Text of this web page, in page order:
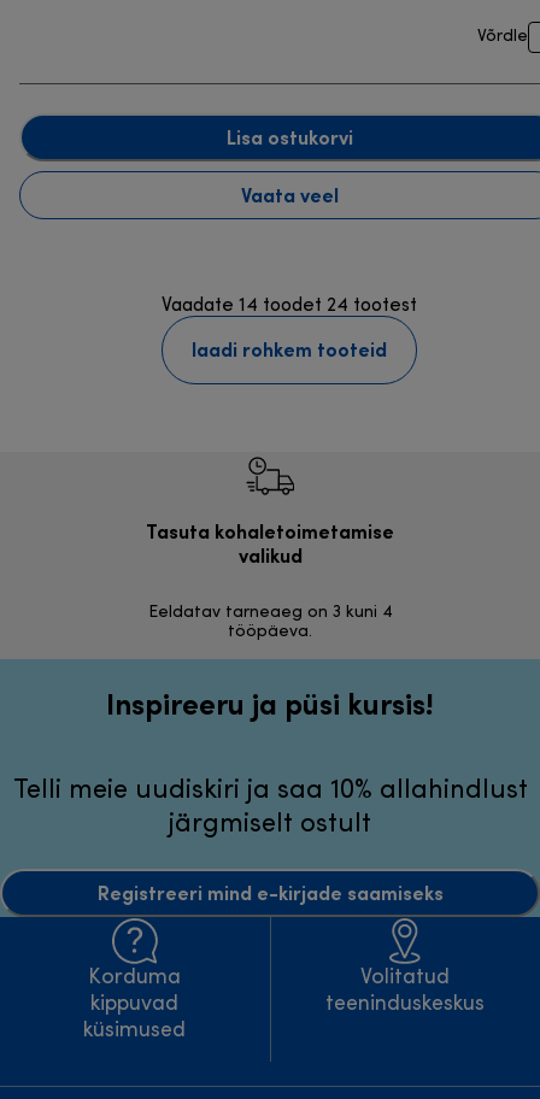
Võrdle
Lisa ostukorvi
Vaata veel
Vaadate 14 toodet 24 tootest
laadi rohkem tooteid
Tasuta kohaletoimetamise
valikud
Eeldatav tarneaeg on 3 kuni 4
tööpäeva.
Inspireeru ja püsi kursis!
Telli meie uudiskiri ja saa 10% allahindlust
järgmiselt ostult
Registreeri mind e-kirjade saamiseks
Korduma
kippuvad
küsimused
Volitatud
teeninduskeskus